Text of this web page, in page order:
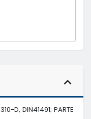
D, DIN41491; PARTE